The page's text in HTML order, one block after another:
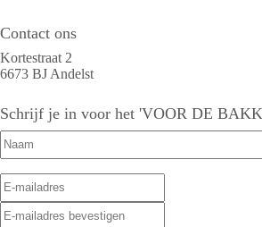
Contact ons
Kortestraat 2
6673 BJ Andelst
Schrijf je in voor het 'VOOR DE
Naam
E-
mailadres(Vereist)